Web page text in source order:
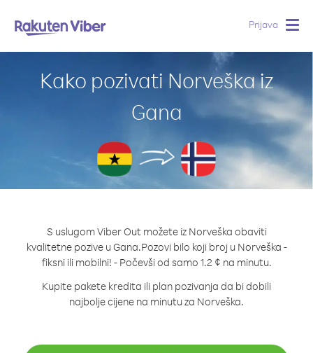
Prijava
Kako pozivati Norveška iz
Gana
S uslugom Viber Out možete iz Norveška obaviti
kvalitetne pozive u Gana.Pozovi bilo koji broj u Norveška -
fiksni ili mobilni! - Počevši od samo 1.2 ¢ na minutu.
Kupite pakete kredita ili plan pozivanja da bi dobili
najbolje cijene na minutu za Norveška.